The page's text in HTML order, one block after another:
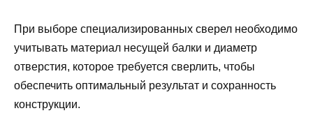
При выборе специализированных сверел необходимо
учитывать материал несущей балки и диаметр
отверстия, которое требуется сверлить, чтобы
обеспечить оптимальный результат и сохранность
конструкции.